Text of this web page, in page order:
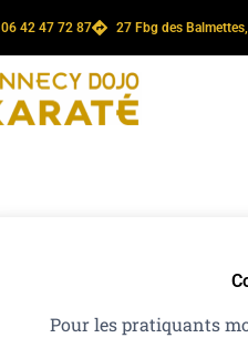
06 42 47 72 87 27 Fbg des
Pour les pratiquants